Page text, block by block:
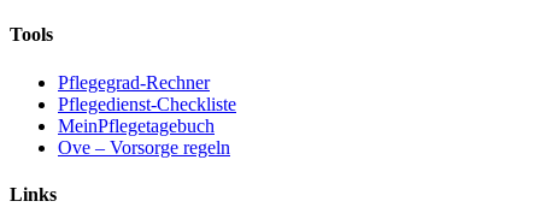
Tools
Pflegegrad-Rechner
Pflegedienst-Checkliste
MeinPflegetagebuch
Ove – Vorsorge regeln
Links